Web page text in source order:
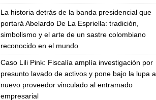
La historia detrás de la banda presidencial que
portará Abelardo De La Espriella: tradición,
simbolismo y el arte de un sastre colombiano
reconocido en el mundo
Caso Lili Pink: Fiscalía amplía investigación por
presunto lavado de activos y pone bajo la lupa a
nuevo proveedor vinculado al entramado
empresarial